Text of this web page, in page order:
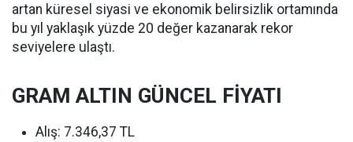
artan küresel siyasi ve ekonomik belirsizlik ortamında
bu yıl yaklaşık yüzde 20 değer kazanarak rekor
seviyelere ulaştı.
GRAM ALTIN GÜNCEL FİYATI
Alış: 7.346,37 TL